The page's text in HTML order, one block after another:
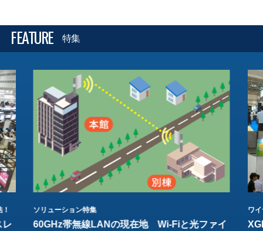
FEATURE 特集
レ
ソリューション特集
60GHz帯無線LANの現在地 Wi-Fiと光ファイ
ワ